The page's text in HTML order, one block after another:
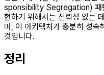
sponsibility Segregation) 패
현하기 위해서는 신뢰성 있는
며, 이 아키텍처가 충분히 성숙
것입니다.
정리